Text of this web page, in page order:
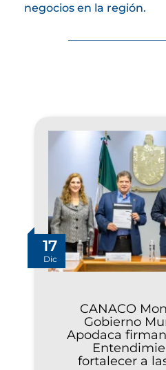
negocios en la región.
17
Dic
CANACO
Gobierno
Apodaca
fortalecer a